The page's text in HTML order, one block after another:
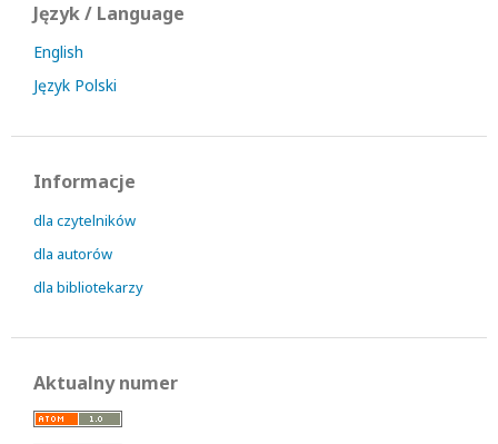
Język / Language
English
Język Polski
Informacje
dla czytelników
dla autorów
dla bibliotekarzy
Aktualny numer